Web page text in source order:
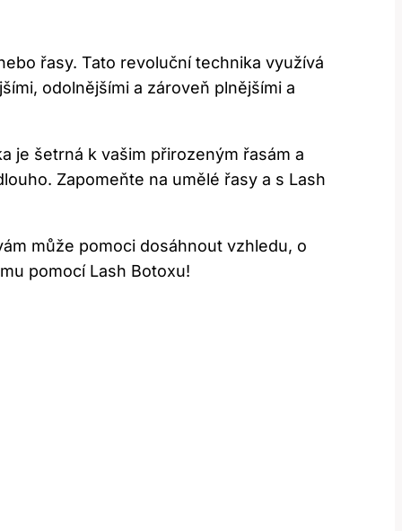
řasy. Tato revoluční technika využívá
odolnějšími a zároveň plnějšími a
je šetrná k vašim přirozeným řasám a
Zapomeňte na umělé řasy a s Lash
může pomoci dosáhnout vzhledu, o
pomocí Lash Botoxu!